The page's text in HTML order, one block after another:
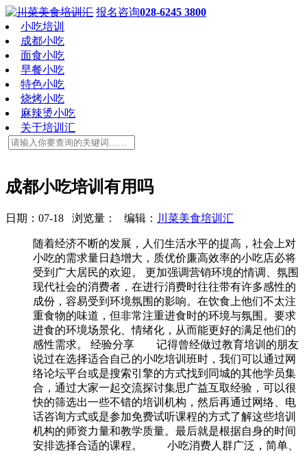
报名咨询028-6245 3800
小吃培训
成都小吃
面食小吃
早餐小吃
特色小吃
烧烤小吃
麻辣烫小吃
关于培训汇
成都小吃培训有用吗
日期：07-18 浏览量： 编辑： 川菜美食培训汇
随着经济不断的发展，人们生活水平的提高，社会上对
小吃的需求量日趋增大，质优价廉高效率的小吃店必将
受到广大居民的欢迎。 更加强调营销环境的情调、氛围
现代社会的消费者，在进行消费时往往带有许多感性的
成份，容易受到环境氛围的影响。在饮食上他们不太注
重食物的味道，但非常注重进食时的环境与氛围。要求
进食的环境场景化、情绪化，从而能更好的满足他们的
感性需求。 经验分享 记得曾经做过教育培训的朋友
说过在选择适合自己的小吃培训班时，我们可以通过网
络论坛平台或是搜索引擎的方式找到同城的其他学员集
合，通过大家一起交流探讨集思广益互取经验，可以很
快的筛选出一些不错的培训机构，然后再通过网络、电
话咨询方式或是参加免费试听课程的方式了解这些培训
机构的师资力量和教学质量。最后就是根据自身的时间
安排选择合适的课程。 小吃消费人群广泛，简单、